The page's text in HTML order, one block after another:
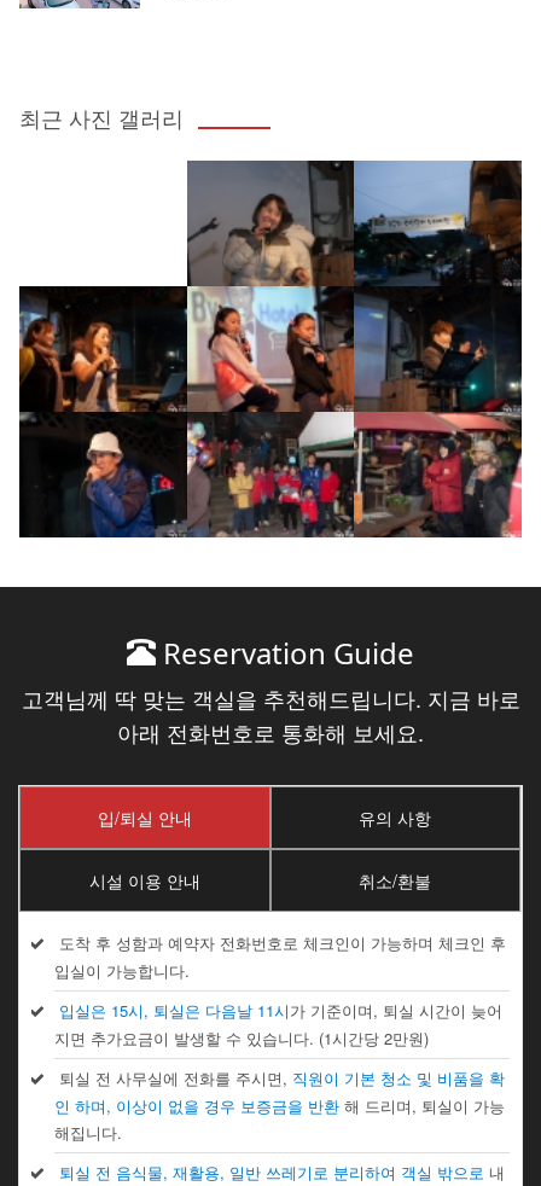
최근 사진 갤러리
Reservation Guide
고객님께 딱 맞는 객실을 추천해드립니다. 지금 바로
아래 전화번호로 통화해 보세요.
입/퇴실 안내 유의 사항
시설 이용 안내 취소/환불
도착 후 성함과 예약자 전화번호로 체크인이 가능하며 체크인 후
입실이 가능합니다.
입실은 15시, 퇴실은 다음날 11시가 기준이며, 퇴실 시간이 늦어
지면 추가요금이 발생할 수 있습니다. (1시간당 2만원)
퇴실 전 사무실에 전화를 주시면, 직원이 기본 청소 및 비품을 확
인 하며, 이상이 없을 경우 보증금을 반환해 드리며, 퇴실이 가능
해집니다.
퇴실 전 음식물, 재활용, 일반 쓰레기로 분리하여 객실 밖으로 내